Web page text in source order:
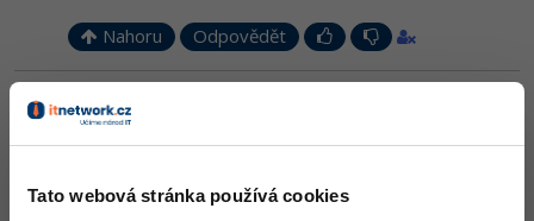
Tato webová stránka používá cookies
Windows
Linux
Fórum
Nahoru Odpovědět
Lukáš Hornych
Odpovědět